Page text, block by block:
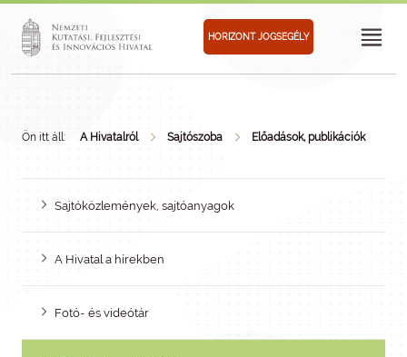
HORIZONT JOGSEGÉLY
Ön itt áll: A Hivatalról Sajtószoba Előadások, publikációk
Sajtóközlemények, sajtóanyagok
A Hivatal a hírekben
Fotó- és videótár